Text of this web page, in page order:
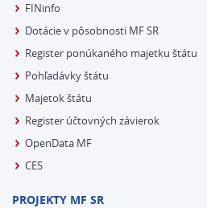
FINinfo
Dotácie v pôsobnosti MF SR
Register ponúkaného majetku štátu
Pohľadávky štátu
Majetok štátu
Register účtovných závierok
OpenData MF
CES
PROJEKTY MF SR